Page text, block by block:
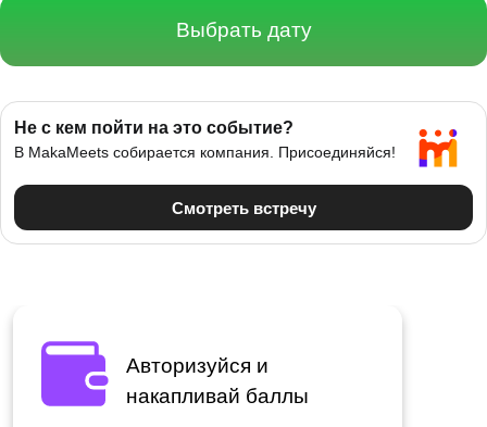
Выбрать дату
Авторизуйся и
накапливай баллы